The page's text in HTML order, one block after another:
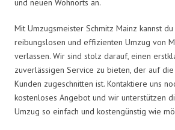
und neuen Wohnorts an.
Mit Umzugsmeister Schmitz Mainz kannst
reibungslosen und effizienten Umzug von
verlassen. Wir sind stolz darauf, einen
zuverlässigen Service zu bieten, der auf
Kunden zugeschnitten ist. Kontaktiere uns
kostenloses Angebot und wir unterstützen
Umzug so einfach und kostengünstig wie